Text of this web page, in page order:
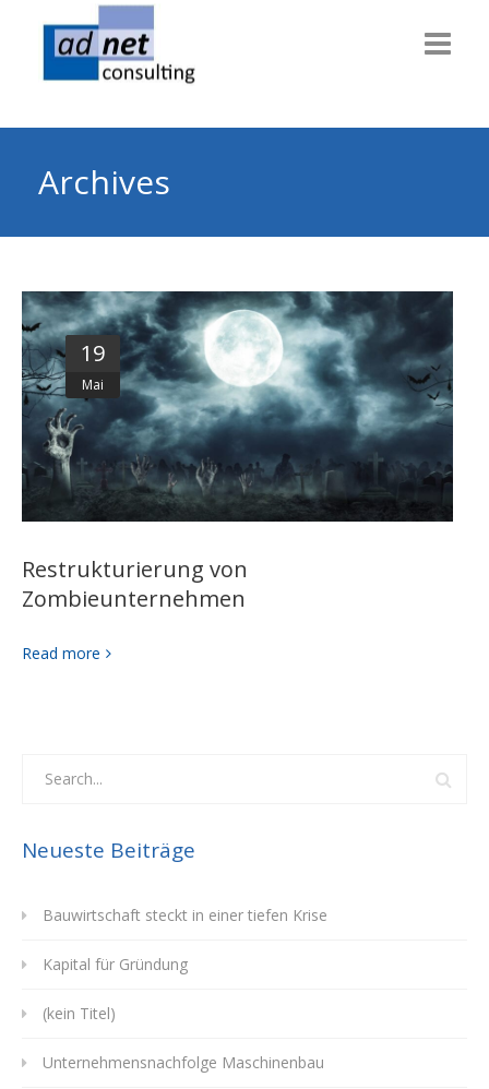
Dienstleiter
Gesundheit
Info & News
Über uns
Archives
19
Mai
Restrukturierung von
Zombieunternehmen
Read more
Neueste Beiträge
Bauwirtschaft steckt in einer tiefen Krise
Kapital für Gründung
(kein Titel)
Unternehmensnachfolge Maschinenbau